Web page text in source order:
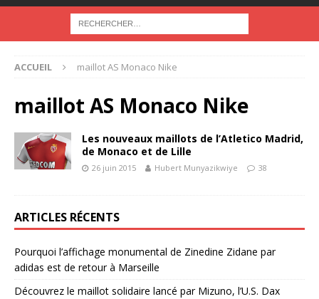
ACCUEIL maillot AS Monaco Nike
maillot AS Monaco Nike
Les nouveaux maillots de l’Atletico Madrid,
de Monaco et de Lille
26 juin 2015 Hubert Munyazikwiye 38
ARTICLES RÉCENTS
Pourquoi l’affichage monumental de Zinedine Zidane par
adidas est de retour à Marseille
Découvrez le maillot solidaire lancé par Mizuno, l’U.S. Dax